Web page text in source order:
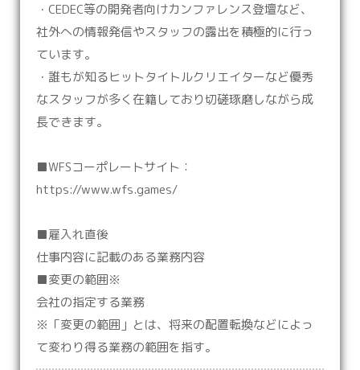
・CEDEC等の開発者向けカンファレンス登壇など、
社外への情報発信やスタッフの露出を積極的に行っ
ています。
・誰もが知るヒットタイトルクリエイターなど優秀
なスタッフが多く在籍しており切磋琢磨しながら成
長できます。
■WFSコーポレートサイト：
https://www.wfs.games/
■雇入れ直後
仕事内容に記載のある業務内容
■変更の範囲※
会社の指定する業務
※「変更の範囲」とは、将来の配置転換などによっ
て変わり得る業務の範囲を指す。